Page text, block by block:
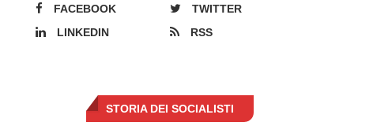
FACEBOOK
TWITTER
LINKEDIN
RSS
STORIA DEI SOCIALISTI